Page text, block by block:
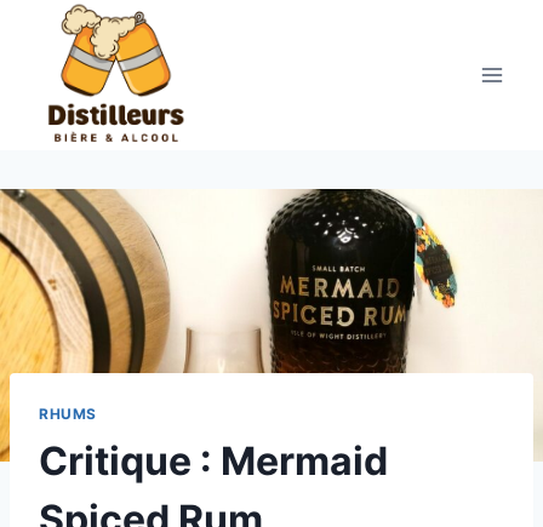
contenu
RHUMS
Critique : Mermaid